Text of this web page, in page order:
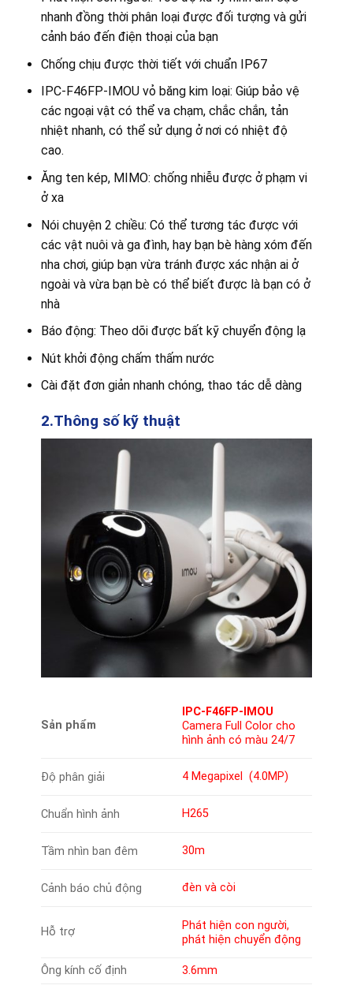
nhanh đồng thời phân loại được đối tượng và gửi
cảnh báo đến điện thoại của bạn
Chống chịu được thời tiết với chuẩn IP67
IPC-F46FP-IMOU vỏ băng kim loại: Giúp bảo vệ
các ngoại vật có thể va chạm, chắc chắn, tản
nhiệt nhanh, có thể sử dụng ở nơi có nhiệt độ
cao.
Ăng ten kép, MIMO: chống nhiễu được ở phạm vi
ở xa
Nói chuyện 2 chiều: Có thể tương tác được với
các vật nuôi và ga đình, hay bạn bè hàng xóm đến
nha chơi, giúp bạn vừa tránh được xác nhận ai ở
ngoài và vừa bạn bè có thể biết được là bạn có ở
nhà
Báo động: Theo dõi được bất kỹ chuyển động lạ
Nút khởi động chấm thấm nước
Cài đặt đơn giản nhanh chóng, thao tác dễ dàng
2.Thông số kỹ thuật
Sản phẩm
IPC-F46FP-IMOU
Camera Full Color cho
hình ảnh có màu 24/7
Độ phân giải 4 Megapixel (4.0MP)
Chuẩn hình ảnh H265
Tầm nhìn ban đêm 30m
Cảnh báo chủ động đèn và còi
Hỗ trợ
Phát hiện con người,
phát hiện chuyển động
Ông kính cố định 3.6mm